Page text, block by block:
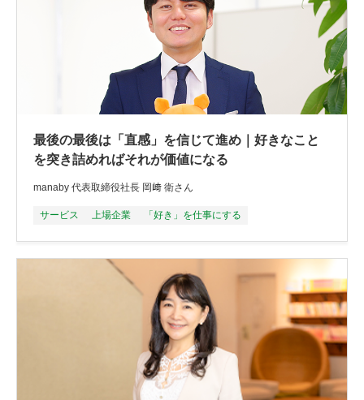
最後の最後は「直感」を信じて進め｜好きなこと
を突き詰めればそれが価値になる
manaby 代表取締役社長 岡﨑 衛さん
サービス 上場企業 「好き」を仕事にする